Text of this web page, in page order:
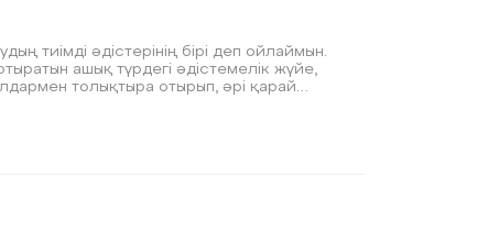
тиімді әдістерінің бірі деп ойлаймын.
ашық түрдегі әдістемелік жүйе,
толықтыра отырып, әрі қарай